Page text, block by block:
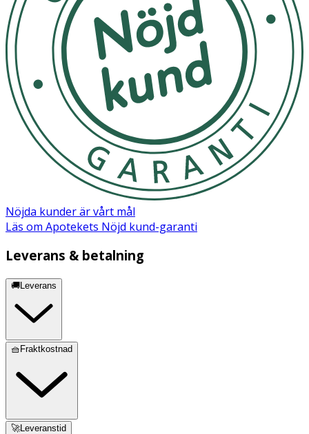
Nöjda kunder är vårt mål
Läs om Apotekets Nöjd kund-garanti
Leverans & betalning
🚚Leverans
🧺Fraktkostnad
🚀Leveranstid